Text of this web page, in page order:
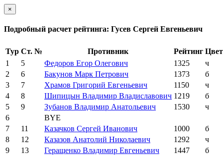
×
Подробный расчет рейтинга: Гусев Сергей Евгеньевич
Тур Ст. № Противник Рейтинг Цвет
1
5 Федоров Егор Олегович 1325
ч
2
6 Бакунов Марк Петрович 1373
б
3
7 Храмов Григорий Евгеньевич 1150
ч
4
8 Шипицын Владимир Владиславович 1219
б
5
9 Зубанов Владимир Анатольевич 1530
ч
6
BYE
7
11 Казачков Сергей Иванович 1000
б
8
12 Казазов Анатолий Николаевич 1292
ч
9
13 Геращенко Владимир Евгеньевич 1447
б